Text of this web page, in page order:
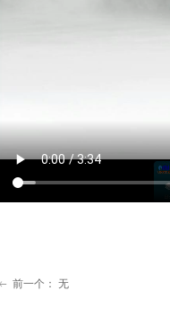
ꂃ 前一个： 无